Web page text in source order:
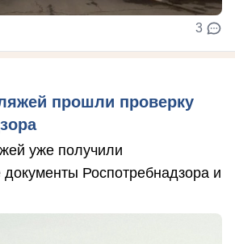
3
прошли проверку
уже получили
Роспотребнадзора и